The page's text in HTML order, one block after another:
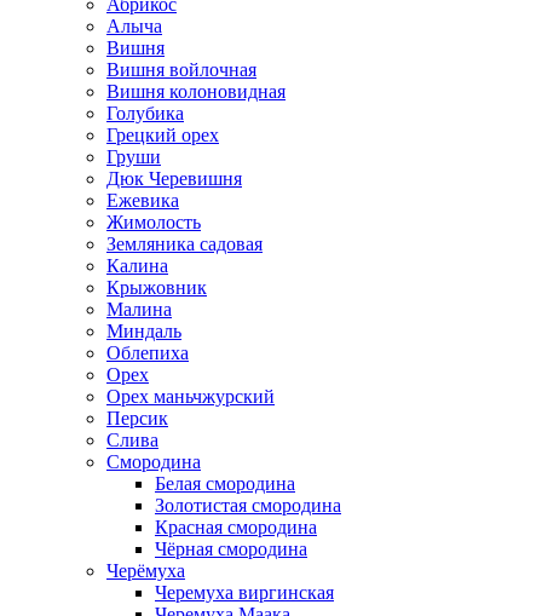
Абрикос
Алыча
Вишня
Вишня войлочная
Вишня колоновидная
Голубика
Грецкий орех
Груши
Дюк Черевишня
Ежевика
Жимолость
Земляника садовая
Калина
Крыжовник
Малина
Миндаль
Облепиха
Орех
Орех маньчжурский
Персик
Слива
Смородина
Белая смородина
Золотистая смородина
Красная смородина
Чёрная смородина
Черёмуха
Черемуха виргинская